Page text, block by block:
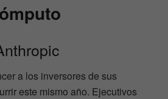
a los inversores de sus
este mismo año. Ejecutivos